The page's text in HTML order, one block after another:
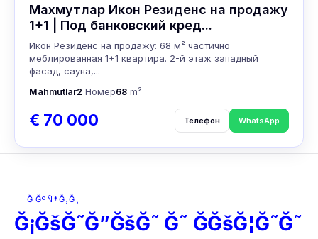
Махмутлар Икон Резиденс на продажу
1+1 | Под банковский кред...
Икон Резиденс на продажу: 68 м² частично
меблированная 1+1 квартира. 2-й этаж западный
фасад, сауна,...
Mahmutlar2 Номер68 m²
€ 70 000 Телефон WhatsApp
ĞĞºÑ†Ğ¸Ğ¸
Ğ¡ĞšĞ˜Ğ”ĞšĞ˜ Ğ˜ ĞĞšĞ¦Ğ˜Ğ˜